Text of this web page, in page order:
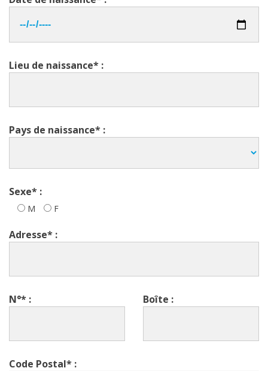
Lieu de naissance* :
Pays de naissance* :
Sexe* :
M F
Adresse* :
N°* : Boîte :
Code Postal* :